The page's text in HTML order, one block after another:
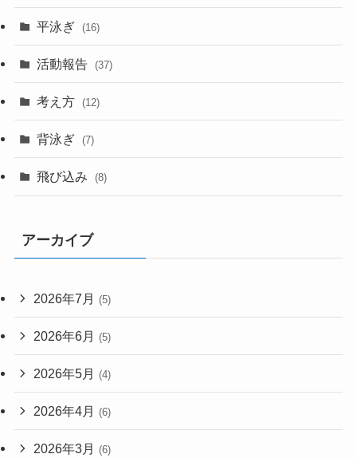
平泳ぎ (16)
活動報告 (37)
考え方 (12)
背泳ぎ (7)
飛び込み (8)
アーカイブ
2026年7月 (5)
2026年6月 (5)
2026年5月 (4)
2026年4月 (6)
2026年3月 (6)